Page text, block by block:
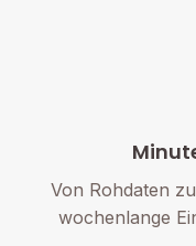
Von Rohdaten
wochenlange